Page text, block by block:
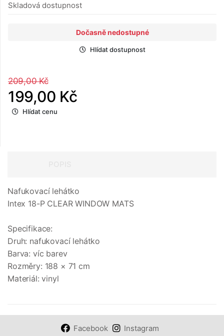
Skladová dostupnost
Dočasně nedostupné
Hlídat dostupnost
209,00 Kč
199,00 Kč
Hlídat cenu
Nafukovací lehátko
Intex 18-P CLEAR WINDOW MATS
Specifikace:
Druh: nafukovací lehátko
Barva: víc barev
Rozměry: 188 × 71 cm
Materiál: vinyl
Facebook Instagram